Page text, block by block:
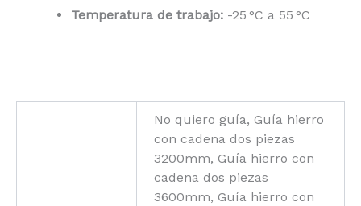
Temperatura de trabajo: -25 °C a 55 °C
No quiero guía, Guía hierro
con cadena dos piezas
3200mm, Guía hierro con
cadena dos piezas
3600mm, Guía hierro con